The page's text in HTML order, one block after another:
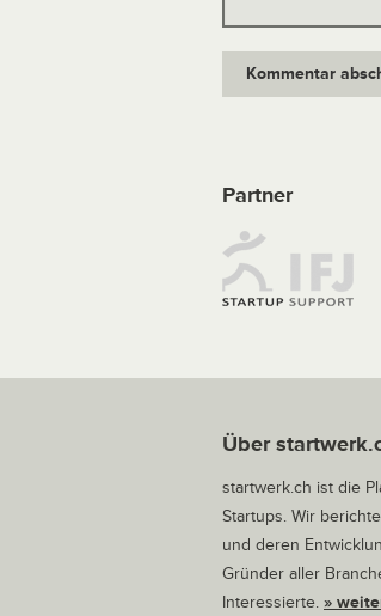
Partner
Über
startwerk.ch ist die
Startups. Wir
und deren
Gründer aller
Interessierte. »